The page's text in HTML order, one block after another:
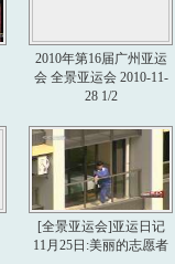
2010年第16届广州亚运
会 全景亚运会 2010-11-
28 1/2
[全景亚运会]亚运日记
11月25日:美丽的志愿者